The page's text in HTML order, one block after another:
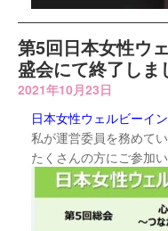
第5回日本女性ウ
盛会にて終了しま
2021年10月23日
日本女性ウェルビーイ
私が運営委員を務めて
たくさんの方にご参加